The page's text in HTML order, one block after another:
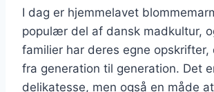
I dag er hjemmelavet
populær del af dansk madkultur,
familier har deres egne opskrifter,
fra generation til generation. Det
delikatesse, men også en måde